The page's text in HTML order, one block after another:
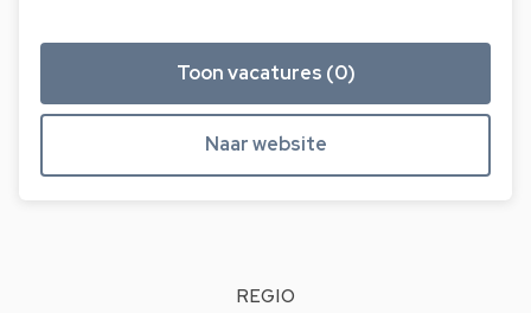
Toon vacatures (0)
Naar website
REGIO